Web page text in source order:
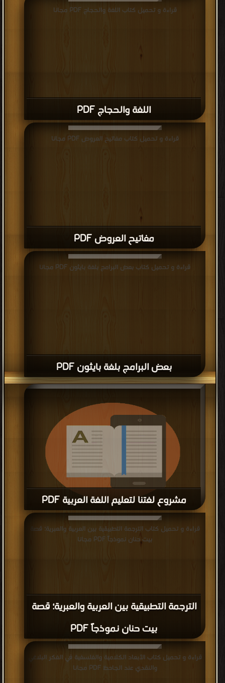
اللغة والحجاج PDF
قراءة و تحميل كتاب اللغة والحجاج PDF مجانا
مفاتيح العروض PDF
قراءة و تحميل كتاب مفاتيح العروض PDF مجانا
بعض البرامج بلغة بايثون PDF
قراءة و تحميل كتاب بعض البرامج بلغة بايثون PDF مجانا
مشروع لغتنا لتعليم اللغة العربية PDF
قراءة و تحميل كتاب مشروع لغتنا لتعليم اللغة العربية PDF مجانا
الترجمة التطبيقية بين العربية والعبرية؛ قصة
بيت حنان نموذجاً PDF
قراءة و تحميل كتاب الترجمة التطبيقية بين العربية والعبرية؛ قصة
بيت حنان نموذجاً PDF مجانا
قراءة و تحميل كتاب الأبعاد الكلامية والفلسفية في الفكر البلاغي
والنقدي عند الجاحظ PDF مجانا